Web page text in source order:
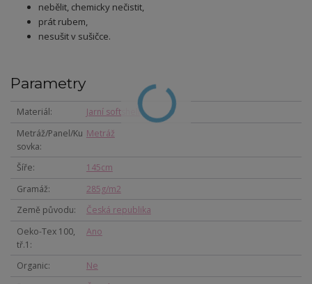
nebělit, chemicky nečistit,
prát rubem,
nesušit v sušičce.
Parametry
Materiál
Jarní softshell
Metráž/Panel/Ku
sovka
Metráž
Šíře
145cm
Gramáž
285g/m2
Země původu
Česká republika
Oeko-Tex 100,
tř.1
Ano
Organic
Ne